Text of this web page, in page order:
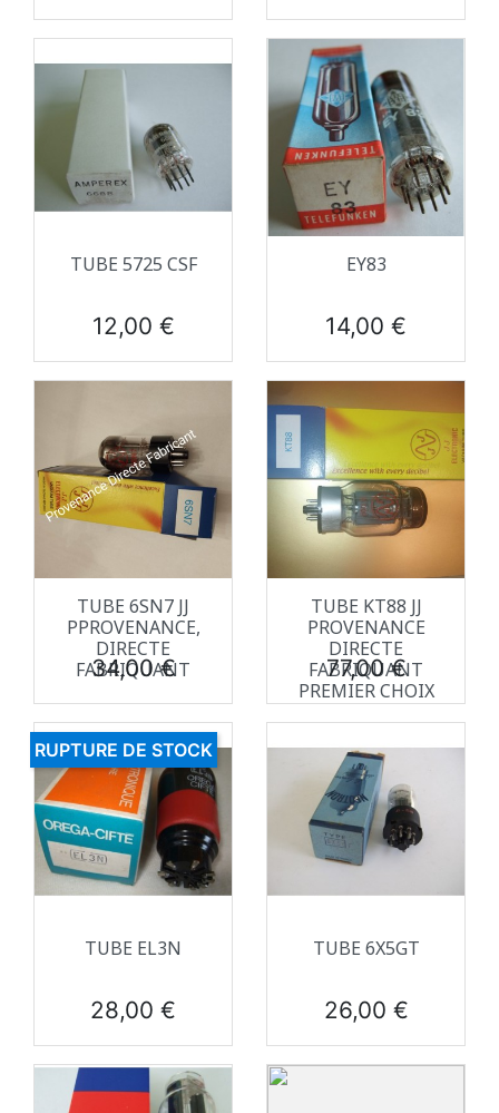
TUBE 5725 CSF
Prix
12,00 €
EY83
Prix
14,00 €
TUBE 6SN7 JJ
PPROVENANCE,
DIRECTE
FABRIQUANT
Prix
34,00 €
TUBE KT88 JJ
PROVENANCE
DIRECTE
FABRIQUANT
PREMIER CHOIX
Prix
77,00 €
TUBE EL3N
Prix
28,00 €
RUPTURE DE STOCK
TUBE 6X5GT
Prix
26,00 €